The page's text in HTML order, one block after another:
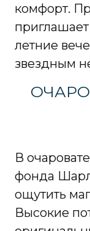
комфорт.
летние
звездным
В
фонда
ощутить
Высокие